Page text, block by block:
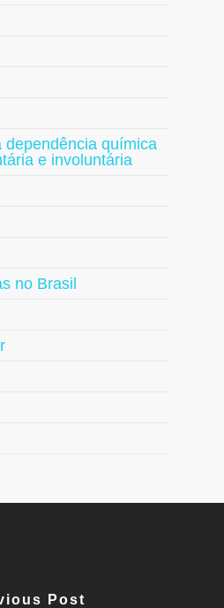
dependência química
e involuntária
no Brasil
Post